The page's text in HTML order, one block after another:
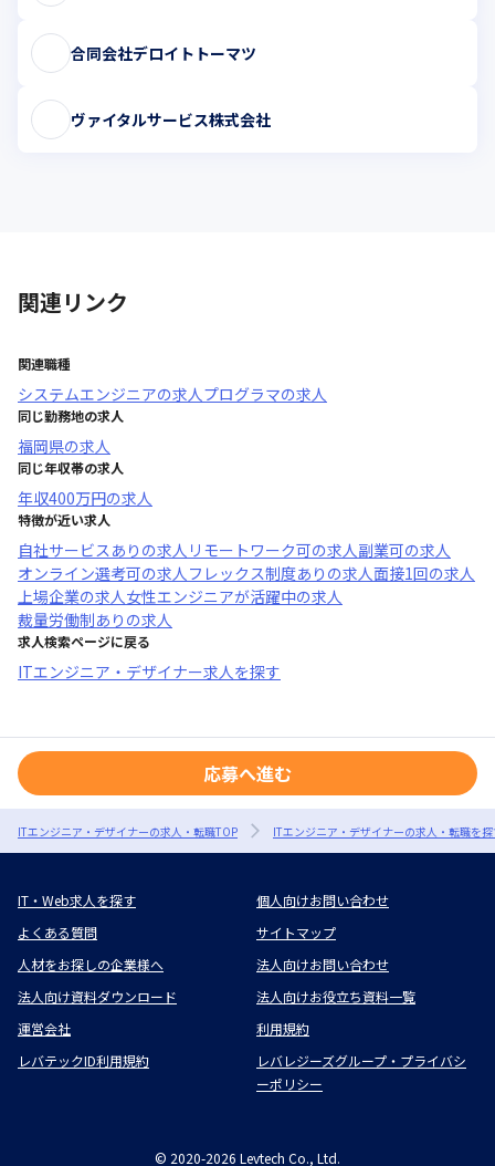
合同会社デロイトトーマツ
ヴァイタルサービス株式会社
関連リンク
関連職種
システムエンジニアの求人プログラマの求人
同じ勤務地の求人
福岡県の求人
同じ年収帯の求人
年収400万円の求人
特徴が近い求人
自社サービスあり の求人 リモートワーク可の求人副業可の求人
オンライン選考可の求人フレックス制度あり の求人面接1回の求人
上場企業の求人女性エンジニアが活躍中の求人
裁量労働制あり の求人
求人検索ページに戻る
ITエンジニア・デザイナー求人を探す
応募へ進む
ITエンジニア・デザイナーの求人・転職TOP ITエンジニア・デザイナーの求人・転職を
IT・Web求人を探す
個人向けお問い合わせ
よくある質問
サイトマップ
人材をお探しの企業様へ
法人向けお問い合わせ
法人向け資料ダウンロード
法人向けお役立ち資料一覧
運営会社
利用規約
レバテックID利用規約
レバレジーズグループ・プライバシ
ーポリシー
© 2020-2026 Levtech Co., Ltd.